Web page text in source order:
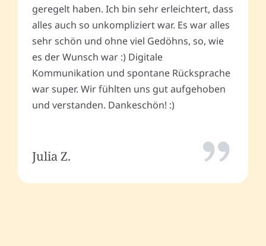
geregelt haben. Ich bin sehr erleichtert, dass
alles auch so unkompliziert war. Es war alles
sehr schön und ohne viel Gedöhns, so, wie
es der Wunsch war :) Digitale
Kommunikation und spontane Rücksprache
war super. Wir fühlten uns gut aufgehoben
und verstanden. Dankeschön! :)
Julia Z.